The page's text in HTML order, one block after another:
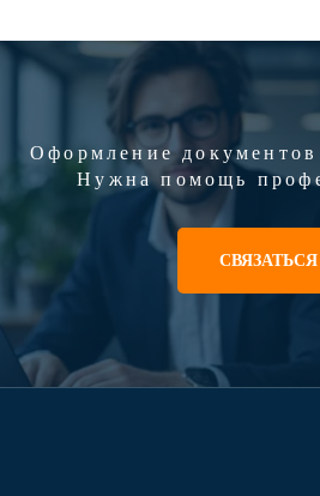
Оформление
Нужна помощь
СВЯЗАТЬСЯ